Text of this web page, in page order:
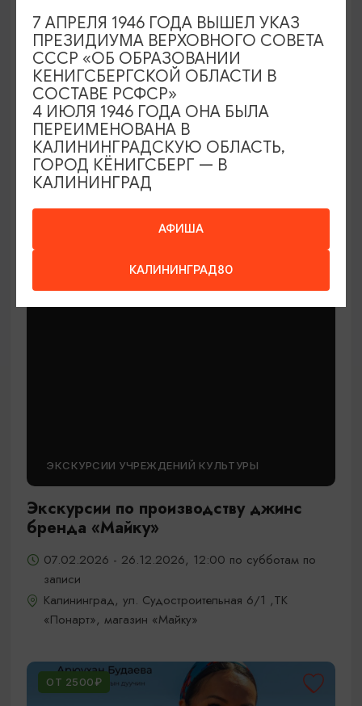
МАСТЕР-КЛАССЫ
Мастер-классы по керамике Елены
Бодяковой
Калининград, ул. Баранова, 45
ЭКСКУРСИИ УЧРЕЖДЕНИЙ КУЛЬТУРЫ
Экскурсии по производству джинс
бренда «Майку»
07.02.2026 - 26.12.2026, 12:00 по субботам по
записи
Калининград, ул. Судостроительная 6/1 ,ТК
«Понарт», магазин «Майку»
ОТ 2500₽
АФИША
КАЛИНИНГРАД80
7 АПРЕЛЯ 1946 ГОДА ВЫШЕЛ УКАЗ
ПРЕЗИДИУМА ВЕРХОВНОГО СОВЕТА
СССР «ОБ ОБРАЗОВАНИИ
КЕНИГСБЕРГСКОЙ ОБЛАСТИ В
СОСТАВЕ РСФСР»
4 ИЮЛЯ 1946 ГОДА ОНА БЫЛА
ПЕРЕИМЕНОВАНА В
КАЛИНИНГРАДСКУЮ ОБЛАСТЬ,
ГОРОД КЁНИГСБЕРГ — В
КАЛИНИНГРАД